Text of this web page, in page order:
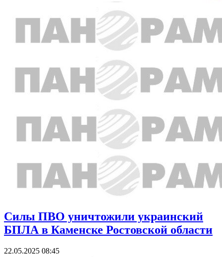
Силы ПВО уничтожили украинский
БПЛА в Каменске Ростовской области
22.05.2025 08:45